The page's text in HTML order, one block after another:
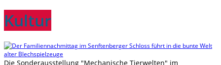
Kultur
Die Sonderausstellung "Mechanische Tierwelten" im